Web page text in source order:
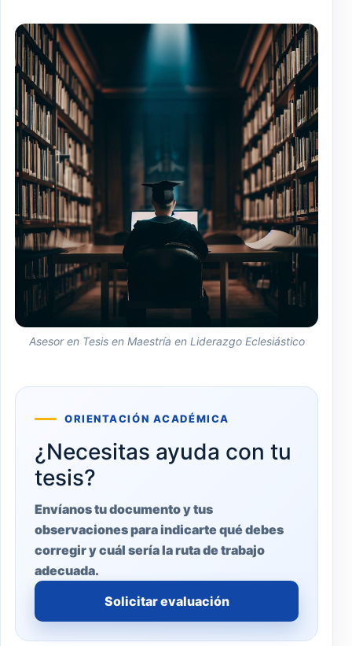
Asesor en Tesis en Maestría en Liderazgo Eclesiástico
ORIENTACIÓN ACADÉMICA
¿Necesitas ayuda con tu
tesis?
Envíanos tu documento y tus
observaciones para indicarte qué debes
corregir y cuál sería la ruta de trabajo
adecuada.
Solicitar evaluación